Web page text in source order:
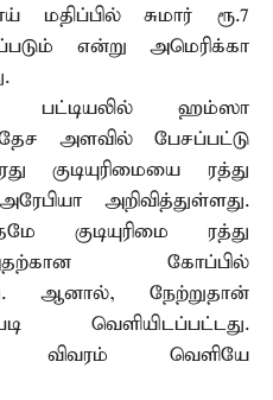
மதிப்பில் சுமார் ரூ.7
என்று அமெரிக்கா
பட்டியலில் ஹம்ஸா
அளவில் பேசப்பட்டு
குடியுரிமையை ரத்து
அறிவித்துள்ளது.
குடியுரிமை ரத்து
கோப்பில்
ஆனால், நேற்றுதான்
வெளியிடப்பட்டது.
விவரம் வெளியே